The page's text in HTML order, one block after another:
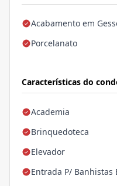
Acabamento em
Porcelanato
Características do
Academia
Brinquedoteca
Elevador
Entrada P/ Banhistas